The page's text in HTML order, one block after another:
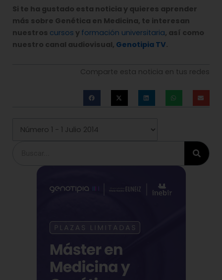
Si te ha gustado esta noticia y quieres aprender
más sobre Genética en Medicina, te interesan
nuestros cursos y formación universitaria, así como
nuestro canal audiovisual, Genotipia TV.
Comparte esta noticia en tus redes